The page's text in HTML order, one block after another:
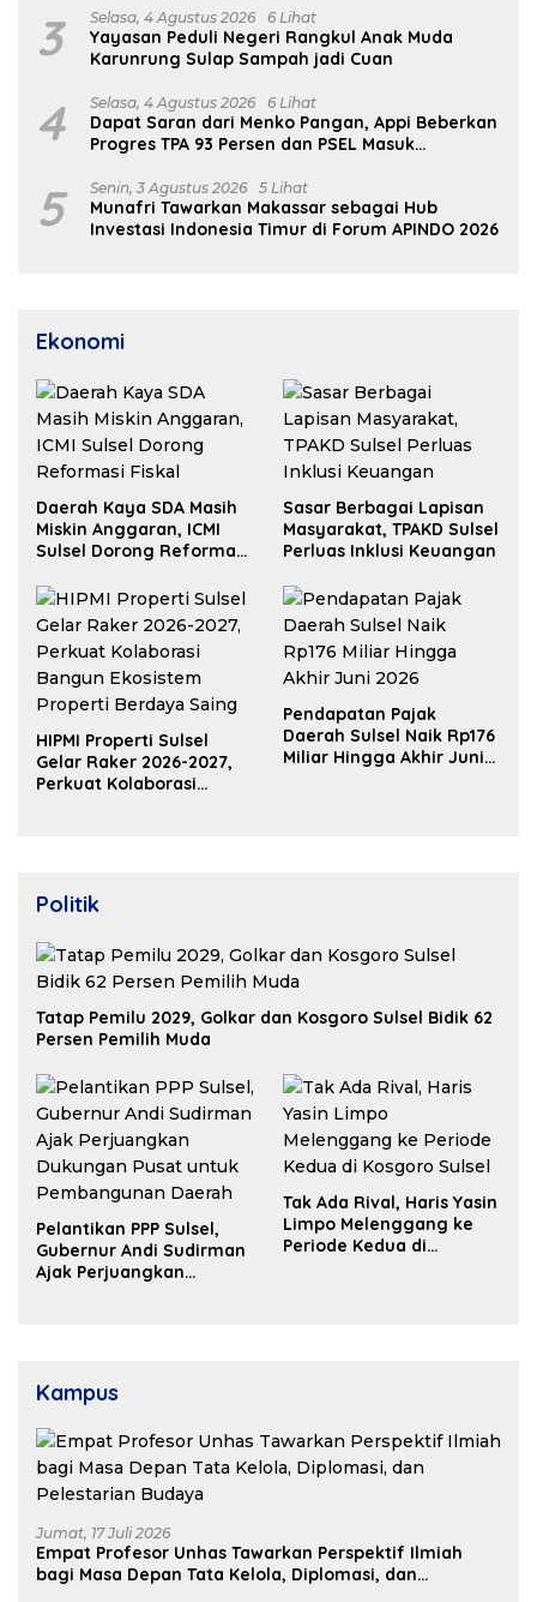
3 Selasa, 4 Agustus 2026 6 Lihat
Yayasan Peduli Negeri Rangkul Anak Muda
Karunrung Sulap Sampah jadi Cuan
4 Selasa, 4 Agustus 2026 6 Lihat
Dapat Saran dari Menko Pangan, Appi Beberkan
Progres TPA 93 Persen dan PSEL Masuk
5 Senin, 3 Agustus 2026 5 Lihat
Munafri Tawarkan Makassar sebagai Hub
Investasi Indonesia Timur di Forum APINDO 2026
Ekonomi
Daerah Kaya SDA Masih
Miskin Anggaran, ICMI
Sulsel Dorong Reformasi
Sasar Berbagai Lapisan
Masyarakat, TPAKD Sulsel
Perluas Inklusi Keuangan
HIPMI Properti Sulsel
Gelar Raker 2026-2027,
Perkuat Kolaborasi
Pendapatan Pajak
Daerah Sulsel Naik Rp176
Miliar Hingga Akhir Juni
Politik
Tatap Pemilu 2029, Golkar dan Kosgoro Sulsel Bidik 62
Persen Pemilih Muda
Pelantikan PPP Sulsel,
Gubernur Andi Sudirman
Ajak Perjuangkan
Tak Ada Rival, Haris Yasin
Limpo Melenggang ke
Periode Kedua di
Kampus
Jumat, 17 Juli 2026
Empat Profesor Unhas Tawarkan Perspektif Ilmiah
bagi Masa Depan Tata Kelola, Diplomasi, dan